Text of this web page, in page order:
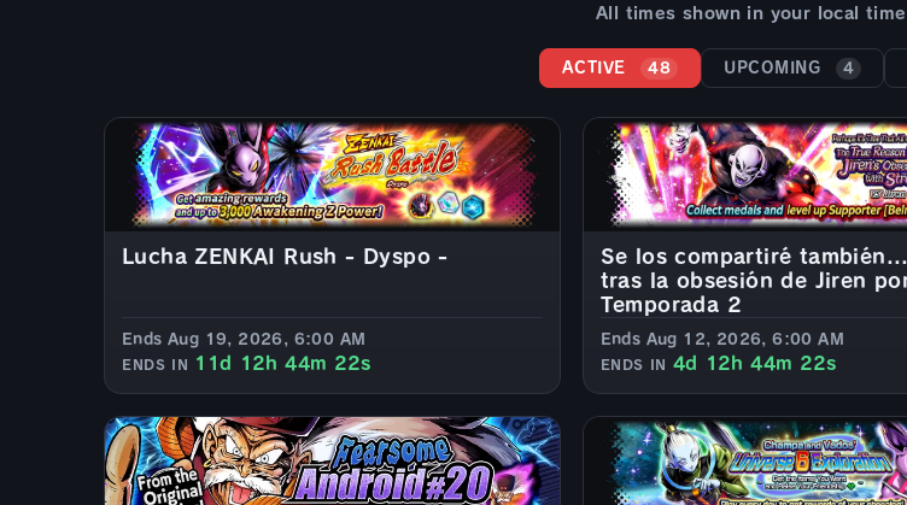
All times shown in your local
ACTIVE 48 UPCOMING 4
Lucha ZENKAI Rush - Dyspo -
Ends Aug 19, 2026, 6:00 AM
ENDS IN 11d 12h 44m 20s
Se los compartiré
tras la obsesión de Jiren
Temporada 2
Ends Aug 12, 2026, 6:00 AM
ENDS IN 4d 12h 44m 20s